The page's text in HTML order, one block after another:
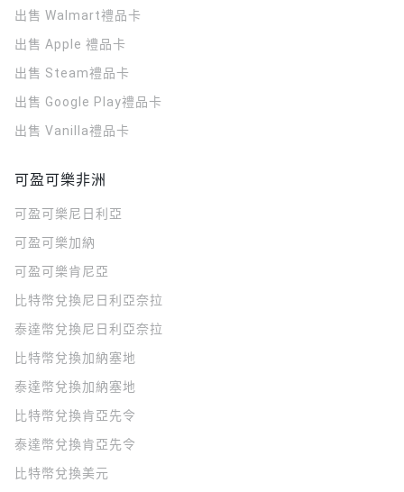
出售 Walmart禮品卡
出售 Apple 禮品卡
出售 Steam禮品卡
出售 Google Play禮品卡
出售 Vanilla禮品卡
可盈可樂非洲
可盈可樂 尼日利亞
可盈可樂加納
可盈可樂肯尼亞
比特幣兌換尼日利亞奈拉
泰達幣兌換尼日利亞奈拉
比特幣兌換加納塞地
泰達幣兌換加納塞地
比特幣兌換肯亞先令
泰達幣兌換肯亞先令
比特幣兌換美元